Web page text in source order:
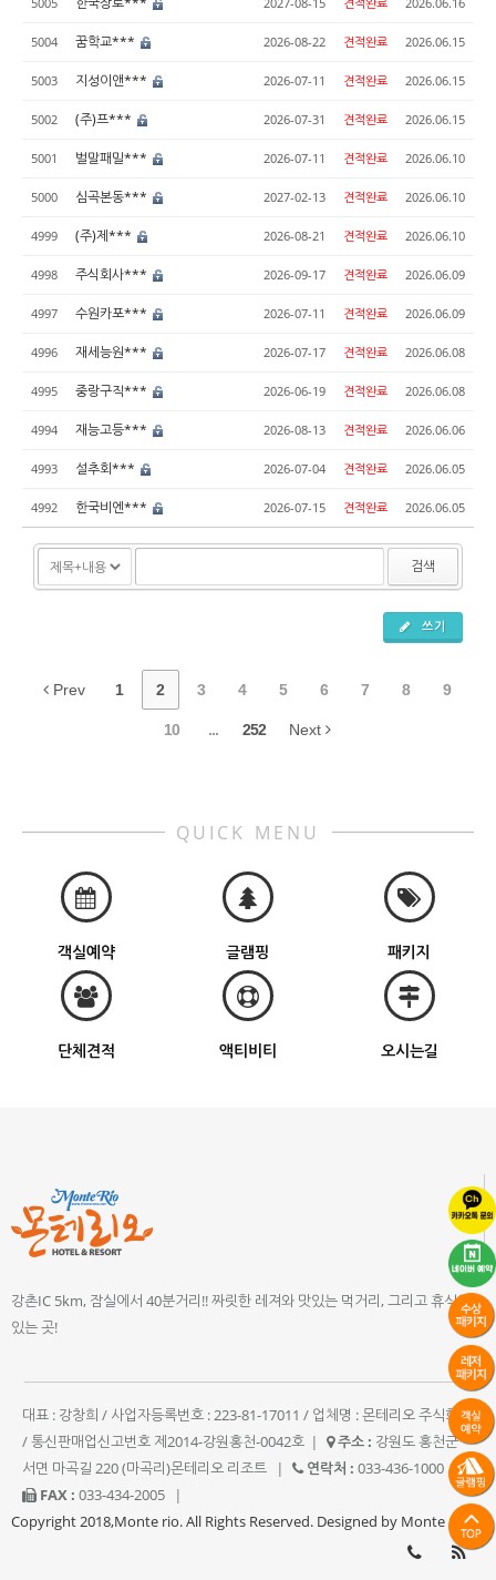
5004 꿈학교*** 2026-08-22 견적완료 2026.06.15
5003 지성이앤*** 2026-07-11 견적완료 2026.06.15
5002 (주)프*** 2026-07-31 견적완료 2026.06.15
5001 벌말패밀*** 2026-07-11 견적완료 2026.06.10
5000 심곡본동*** 2027-02-13 견적완료 2026.06.10
4999 (주)제*** 2026-08-21 견적완료 2026.06.10
4998 주식회사*** 2026-09-17 견적완료 2026.06.09
4997 수원카포*** 2026-07-11 견적완료 2026.06.09
4996 재세능원*** 2026-07-17 견적완료 2026.06.08
4995 중랑구직*** 2026-06-19 견적완료 2026.06.08
4994 재능고등*** 2026-08-13 견적완료 2026.06.06
4993 설추회*** 2026-07-04 견적완료 2026.06.05
4992 한국비엔*** 2026-07-15 견적완료 2026.06.05
검색
쓰기
Prev 1 2 3 4 5 6 7 8 9
10 ... 252 Next
QUICK MENU
객실예약 글램핑 패키지
단체견적 액티비티 오시는길
강촌IC 5km, 잠실에서 40분거리!! 짜릿한 레져와 맛있는 먹거리, 그리고 휴식이
있는 곳!
대표 : 강창희 / 사업자등록번호 : 223-81-17011 / 업체명 : 몬테리오 주식회사
/ 통신판매업신고번호 제2014-강원홍천-0042호 | 주소 : 강원도 홍천군
서면 마곡길 220 (마곡리)몬테리오 리조트
| 연락처 : 033-436-1000
|
FAX : 033-434-2005
|
Copyright 2018,Monte rio. All Rights Reserved. Designed by Monte rio.